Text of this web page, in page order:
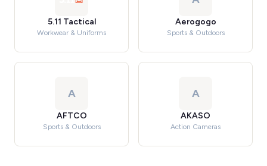
5.11 Tactical
Workwear & Uniforms
Aerogogo
Sports & Outdoors
A
AFTCO
Sports & Outdoors
A
AKASO
Action Cameras